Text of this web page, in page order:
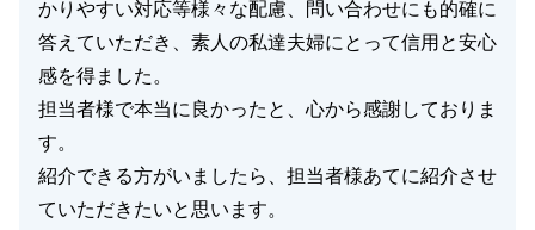
かりやすい対応等様々な配慮、問い合わせにも的確に
答えていただき、素人の私達夫婦にとって信用と安心
感を得ました。
担当者様で本当に良かったと、心から感謝しておりま
す。
紹介できる方がいましたら、担当者様あてに紹介させ
ていただきたいと思います。